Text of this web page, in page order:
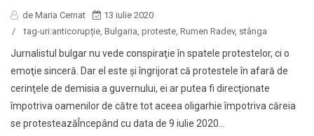
de Maria Cernat
13 iulie 2020
/
tag-uri:anticorupție, Bulgaria, proteste, Rumen Radev, stânga
Jurnalistul bulgar nu vede conspiraţie în spatele protestelor, ci o
emoţie sinceră. Dar el este şi îngrijorat că protestele în afară de
cerinţele de demisia a guvernului, ei ar putea fi direcţionate
împotriva oamenilor de către tot aceea oligarhie împotriva căreia
se protesteazăÎncepând cu data de 9 iulie 2020...